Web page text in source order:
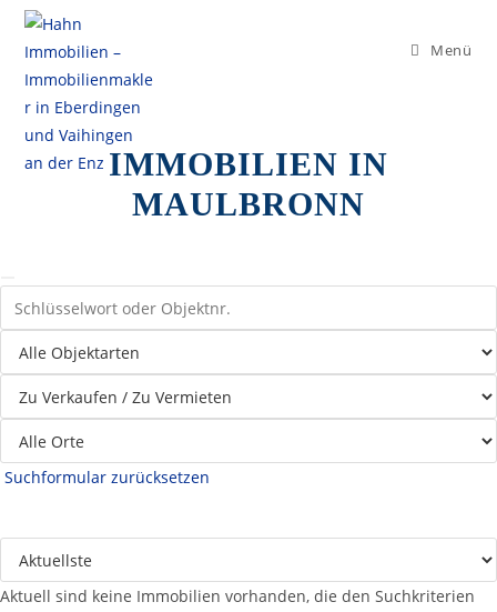
Menü
Maulbronn
IMMOBILIEN IN
MAULBRONN
Suchformular zurücksetzen
Aktuell sind keine Immobilien vorhanden, die den Suchkriterien